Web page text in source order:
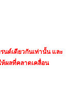
นด์เดียวกันเท่านั้น และ
ห้ผลที่คลาดเคลื่อน